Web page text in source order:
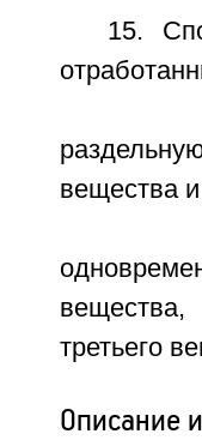
15.
вещества
третьего
Описание